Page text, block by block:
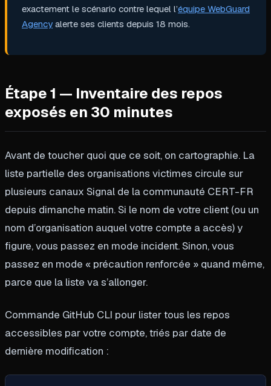
exactement le scénario contre lequel l’équipe WebGuard
Agency alerte ses clients depuis 18 mois.
Étape 1 — Inventaire des repos
exposés en 30 minutes
Avant de toucher quoi que ce soit, on cartographie. La
liste partielle des organisations victimes circule sur
plusieurs canaux Signal de la communauté CERT-FR
depuis dimanche matin. Si le nom de votre client (ou un
nom d’organisation auquel votre compte a accès) y
figure, vous passez en mode incident. Sinon, vous
passez en mode « précaution renforcée » quand même,
parce que la liste va s’allonger.
Commande GitHub CLI pour lister tous les repos
accessibles par votre compte, triés par date de
dernière modification :